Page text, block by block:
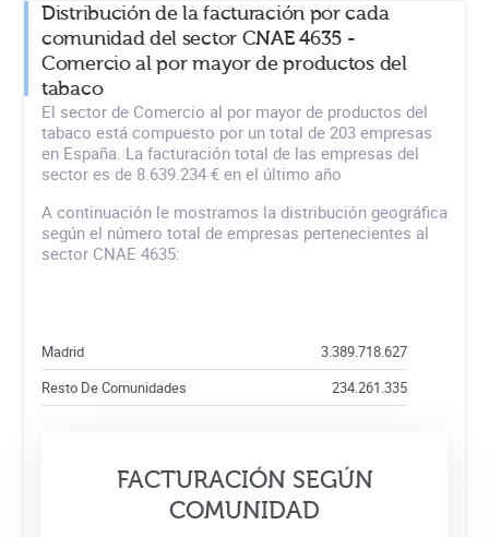
Distribución de la facturación por cada
comunidad del sector CNAE 4635 -
Comercio al por mayor de productos del
tabaco
El sector de Comercio al por mayor de productos del
tabaco está compuesto por un total de 203 empresas
en España. La facturación total de las empresas del
sector es de 8.639.234 € en el último año
A continuación le mostramos la distribución geográfica
según el número total de empresas pertenecientes al
sector CNAE 4635:
Madrid
3.389.718.627
Resto De Comunidades
234.261.335
FACTURACIÓN SEGÚN
COMUNIDAD